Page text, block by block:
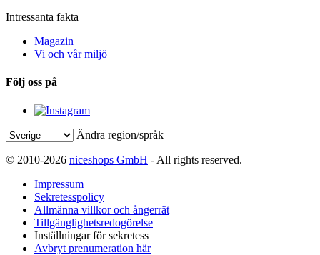
Intressanta fakta
Magazin
Vi och vår miljö
Följ oss på
Ändra region/språk
© 2010-2026 niceshops GmbH - All rights reserved.
Impressum
Sekretesspolicy
Allmänna villkor och ångerrät
Tillgänglighetsredogörelse
Inställningar för sekretess
Avbryt prenumeration här